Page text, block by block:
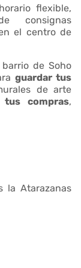
flexible,
consignas
el centro de
de Soho
guardar tus
de arte
compras,
la Atarazanas